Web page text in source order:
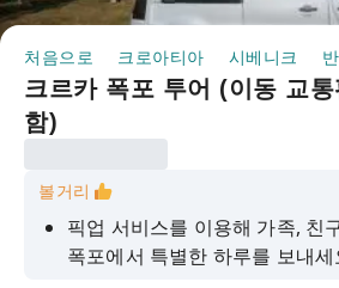
처음으로 크로아티아 시베니크
크르카 폭포 투어 (이동 교
함)
볼거리
픽업 서비스를 이용해 가족, 친
폭포에서 특별한 하루를 보내